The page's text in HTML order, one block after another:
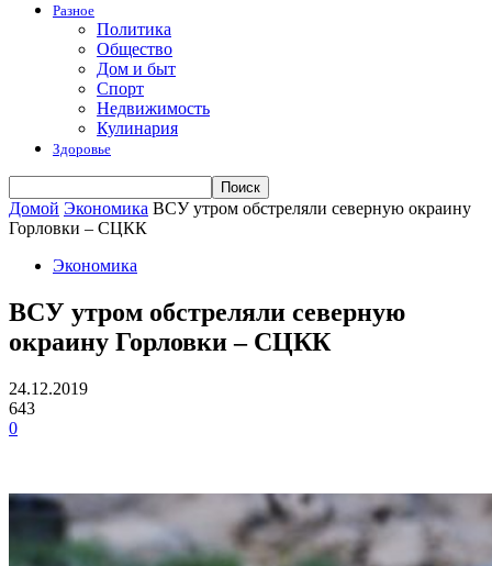
Разное
Политика
Общество
Дом и быт
Спорт
Недвижимость
Кулинария
Здоровье
Домой Экономика ВСУ утром обстреляли северную окраину
Горловки – СЦКК
Экономика
ВСУ утром обстреляли северную
окраину Горловки – СЦКК
24.12.2019
643
0